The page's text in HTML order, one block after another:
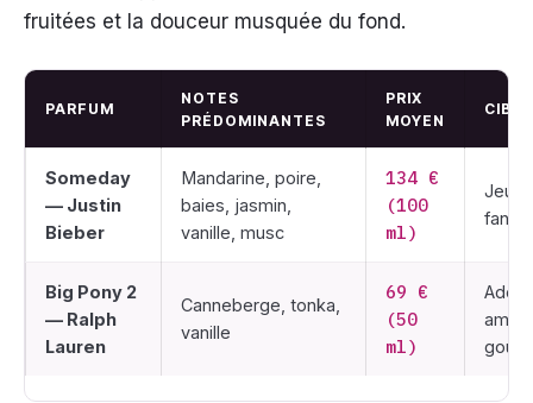
fruitées et la douceur musquée du fond.
PARFUM
NOTES
PRÉDOMINANTES
PRIX
MOYEN
CIBLE
Someday
— Justin
Bieber
Mandarine, poire,
baies, jasmin,
vanille, musc
134 €
(100
ml)
fans
Big Pony 2
— Ralph
Lauren
Canneberge, tonka,
vanille
69 €
(50
ml)